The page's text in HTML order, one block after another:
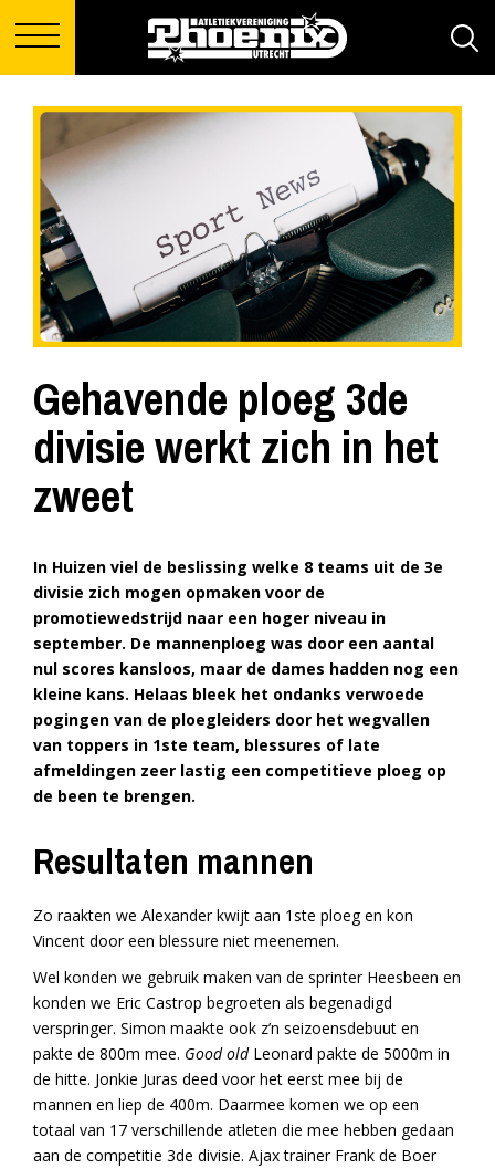
Gehavende ploeg 3de
divisie werkt zich in het
zweet
In Huizen viel de beslissing welke 8 teams uit de 3e
divisie zich mogen opmaken voor de
promotiewedstrijd naar een hoger niveau in
september. De mannenploeg was door een aantal
nul scores kansloos, maar de dames hadden nog een
kleine kans. Helaas bleek het ondanks verwoede
pogingen van de ploegleiders door het wegvallen
van toppers in 1ste team, blessures of late
afmeldingen zeer lastig een competitieve ploeg op
de been te brengen.
Resultaten mannen
Zo raakten we Alexander kwijt aan 1ste ploeg en kon
Vincent door een blessure niet meenemen.
Wel konden we gebruik maken van de sprinter Heesbeen en
konden we Eric Castrop begroeten als begenadigd
verspringer. Simon maakte ook z’n seizoensdebuut en
pakte de 800m mee. Good oldLeonard pakte de 5000m in
de hitte. Jonkie Juras deed voor het eerst mee bij de
mannen en liep de 400m. Daarmee komen we op een
totaal van 17 verschillende atleten die mee hebben gedaan
aan de competitie 3de divisie. Ajax trainer Frank de Boer